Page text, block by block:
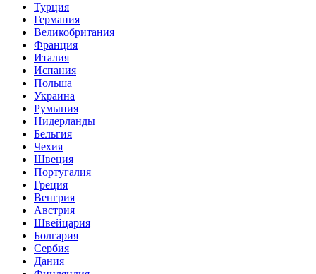
Турция
Германия
Великобритания
Франция
Италия
Испания
Польша
Украина
Румыния
Нидерланды
Бельгия
Чехия
Швеция
Португалия
Греция
Венгрия
Австрия
Швейцария
Болгария
Сербия
Дания